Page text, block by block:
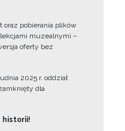
oraz pobierania plików
muzealnymi –
oferty bez
2025 r. oddział
dla
historii!